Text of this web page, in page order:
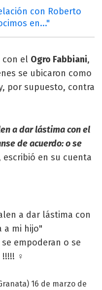
con Roberto
en..."
con el Ogro Fabbiani,
se ubicaron como
por supuesto, contra
a dar lástima con el
de acuerdo: o se
escribió en su cuenta
a dar lástima con
a mi hijo"
empoderan o se
♀️
16 de marzo de